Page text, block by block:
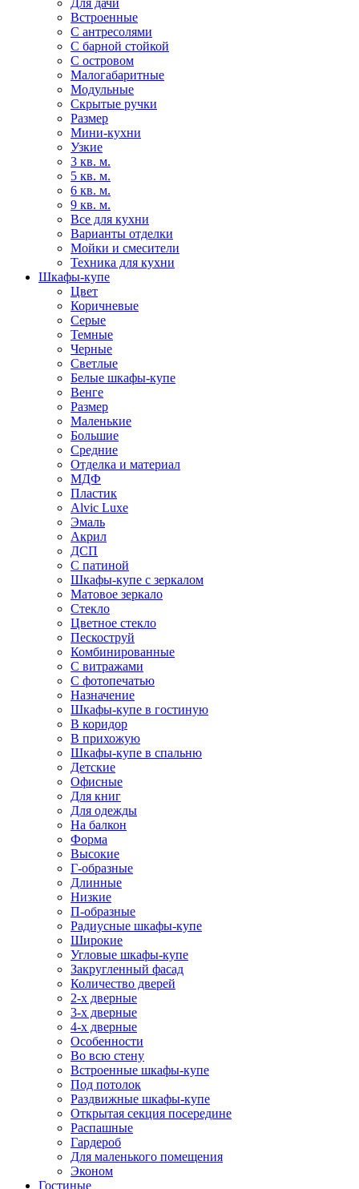
Для дачи
Встроенные
С антресолями
С барной стойкой
С островом
Малогабаритные
Модульные
Скрытые ручки
Размер
Мини-кухни
Узкие
3 кв. м.
5 кв. м.
6 кв. м.
9 кв. м.
Все для кухни
Варианты отделки
Мойки и смесители
Техника для кухни
Шкафы-купе
Цвет
Коричневые
Серые
Темные
Черные
Светлые
Белые шкафы-купе
Венге
Размер
Маленькие
Большие
Средние
Отделка и материал
МДФ
Пластик
Alvic Luxe
Эмаль
Акрил
ДСП
С патиной
Шкафы-купе с зеркалом
Матовое зеркало
Стекло
Цветное стекло
Пескоструй
Комбинированные
С витражами
С фотопечатью
Назначение
Шкафы-купе в гостиную
В коридор
В прихожую
Шкафы-купе в спальню
Детские
Офисные
Для книг
Для одежды
На балкон
Форма
Высокие
Г-образные
Длинные
Низкие
П-образные
Радиусные шкафы-купе
Широкие
Угловые шкафы-купе
Закругленный фасад
Количество дверей
2-х дверные
3-х дверные
4-х дверные
Особенности
Во всю стену
Встроенные шкафы-купе
Под потолок
Раздвижные шкафы-купе
Открытая секция посередине
Распашные
Гардероб
Для маленького помещения
Эконом
Гостиные